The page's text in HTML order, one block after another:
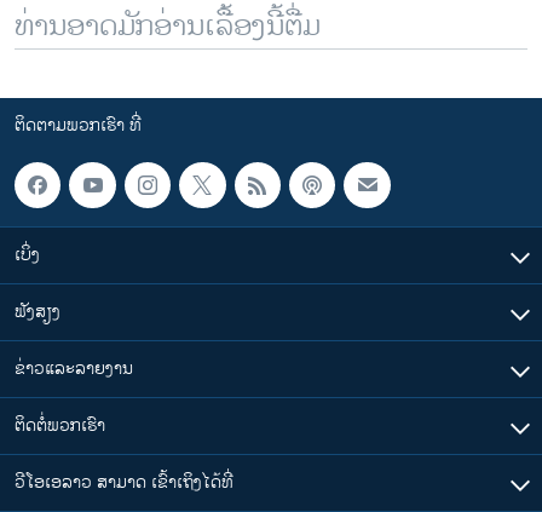
ທ່ານອາດມັກອ່ານເລື້ອງນີ້ຕື່ມ
ຕິດຕາມພວກເຮົາ ທີ່
ເບິ່ງ
ຟັງສຽງ
ຂ່າວແລະລາຍງານ
ຕິດຕໍ່ພວກເຮົາ
ວີໂອເອລາວ ສາມາດ ເຂົ້າເຖິງໄດ້ທີ່